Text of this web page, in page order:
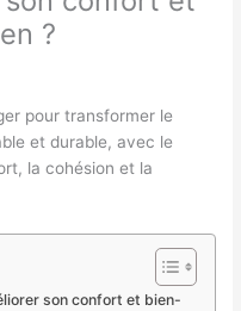
?
pour transformer le
et durable, avec le
la cohésion et la
son confort et bien-